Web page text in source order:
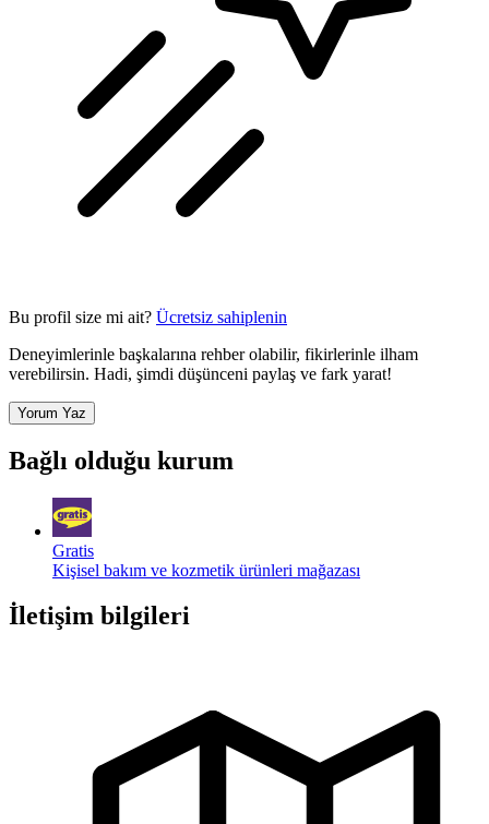
Bu profil size mi ait? Ücretsiz sahiplenin
Deneyimlerinle başkalarına rehber olabilir, fikirlerinle ilham
verebilirsin. Hadi, şimdi düşünceni paylaş ve fark yarat!
Yorum Yaz
Bağlı olduğu kurum
Gratis
Kişisel bakım ve kozmetik ürünleri mağazası
İletişim bilgileri